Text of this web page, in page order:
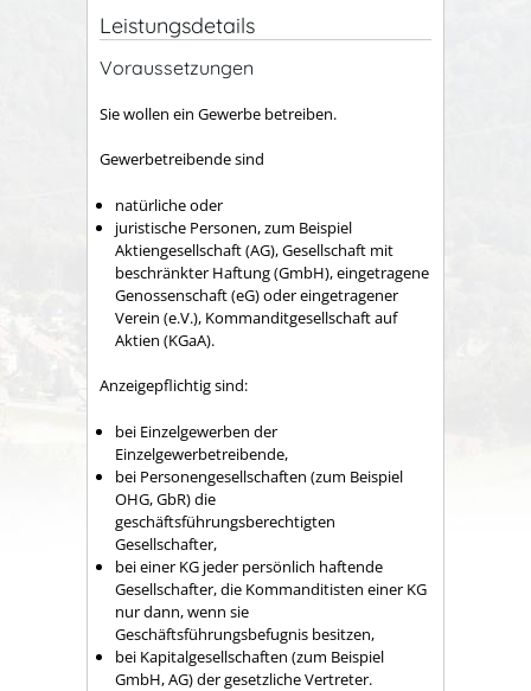
Leistungsdetails
Voraussetzungen
Sie wollen ein Gewerbe betreiben.
Gewerbetreibende sind
natürliche oder
juristische Personen, zum Beispiel
Aktiengesellschaft (AG), Gesellschaft mit
beschränkter Haftung (GmbH), eingetragene
Genossenschaft (eG) oder eingetragener
Verein (e.V.), Kommanditgesellschaft auf
Aktien (KGaA).
Anzeigepflichtig sind:
bei Einzelgewerben der
Einzelgewerbetreibende,
bei Personengesellschaften (zum Beispiel
OHG, GbR) die
geschäftsführungsberechtigten
Gesellschafter,
bei einer KG jeder persönlich haftende
Gesellschafter, die Kommanditisten einer KG
nur dann, wenn sie
Geschäftsführungsbefugnis besitzen,
bei Kapitalgesellschaften (zum Beispiel
GmbH, AG) der gesetzliche Vertreter.